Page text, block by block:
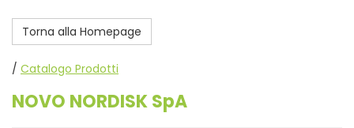
Torna alla Homepage
/ Catalogo Prodotti
NOVO NORDISK SpA